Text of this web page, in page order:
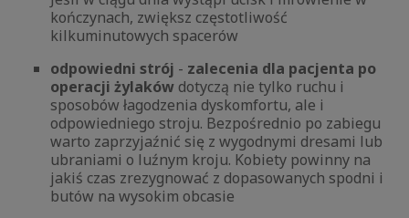
kończynach, zwiększ częstotliwość
kilkuminutowych spacerów
odpowiedni strój - zalecenia dla pacjenta po
operacji żylaków dotyczą nie tylko ruchu i
sposobów łagodzenia dyskomfortu, ale i
odpowiedniego stroju. Bezpośrednio po zabiegu
warto zaprzyjaźnić się z wygodnymi dresami lub
ubraniami o luźnym kroju. Kobiety powinny na
jakiś czas zrezygnować z dopasowanych spodni i
butów na wysokim obcasie